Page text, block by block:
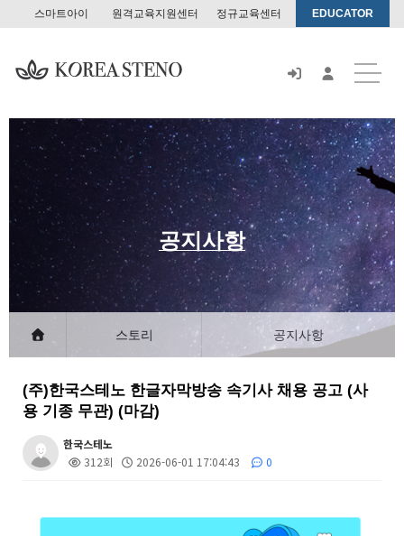
스마트아이 원격교육지원센터 정규교육센터 EDUCATOR
공지사항
스토리 공지사항
(주)한국스테노 한글자막방송 속기사 채용 공고 (사
용 기종 무관) (마감)
한국스테노
312회
2026-06-01 17:04:43 0